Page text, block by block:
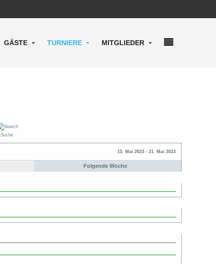
GÄSTE TURNIERE MITGLIEDER
Suche
15. Mai 2023 - 21. Mai 2023
Folgende Woche